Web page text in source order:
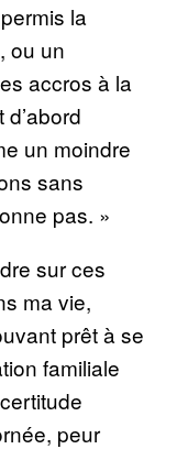
la
ou un
accros à la
un moindre
sans
pas. »
sur ces
ma vie,
prêt à se
familiale
peur